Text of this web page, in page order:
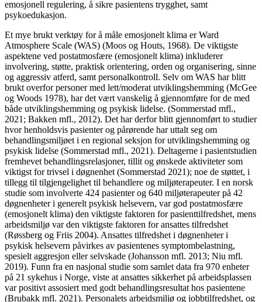
emosjonell regulering, å sikre pasientens trygghet, samt
psykoedukasjon.
Et mye brukt verktøy for å måle emosjonelt klima er Ward
Atmosphere Scale (WAS) (Moos og Houts, 1968). De viktigste
aspektene ved postatmosfære (emosjonelt klima) inkluderer
involvering, støtte, praktisk orientering, orden og organisering, sinne
og aggressiv atferd, samt personalkontroll. Selv om WAS har blitt
brukt overfor personer med lett/moderat utviklingshemming (McGee
og Woods 1978), har det vært vanskelig å gjennomføre for de med
både utviklings­hemming og psykisk lidelse. (Sommerstad mfl.,
2021; Bakken mfl., 2012). Det har derfor blitt gjennomført to studier
hvor henholdsvis pasienter og pårørende har uttalt seg om
behandlingsmiljøet i en regional seksjon for utviklingshemming og
psykisk lidelse (Sommerstad mfl., 2021). Deltagerne i pasientstudien
fremhevet behandlingsrelasjoner, tillit og ønskede aktiviteter som
viktigst for trivsel i døgn­enhet (Sommerstad 2021); noe de støttet, i
tillegg til tilgjengelighet til behandlere og miljøterapeuter. I en norsk
studie som involverte 424 pasienter og 640 miljø­terapeuter på 42
døgnenheter i generelt psykisk helsevern, var god postatmosfære
(emosjonelt klima) den viktigste faktoren for pasienttilfredshet, mens
arbeidsmiljø var den viktigste faktoren for ansattes tilfredshet
(Røssberg og Friis 2004). Ansattes tilfredshet i døgnenheter i
psykisk helsevern påvirkes av pasientenes symptom­belastning,
spesielt aggresjon eller selvskade (Johansson mfl. 2013; Niu mfl.
2019). Funn fra en nasjonal studie som samlet data fra 970 enheter
på 21 sykehus i Norge, viste at ansattes sikkerhet på arbeids­plassen
var positivt assosiert med godt behandlingsresultat hos pasientene
(Brubakk mfl. 2021). Personalets arbeids­miljø og jobbtilfredshet, og